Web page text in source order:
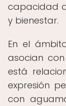
capacidad
y bienestar.
En el
asocian
está
expresión
con